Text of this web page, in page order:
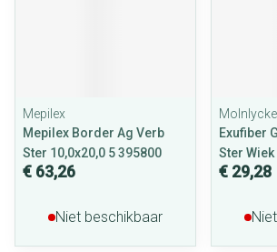
Mepilex
Mepilex Border Ag Verb
Ster 10,0x20,0 5 395800
€ 63,26
Niet beschikbaar
Molnlycke
Exufiber
Ster Wiek
€ 29,28